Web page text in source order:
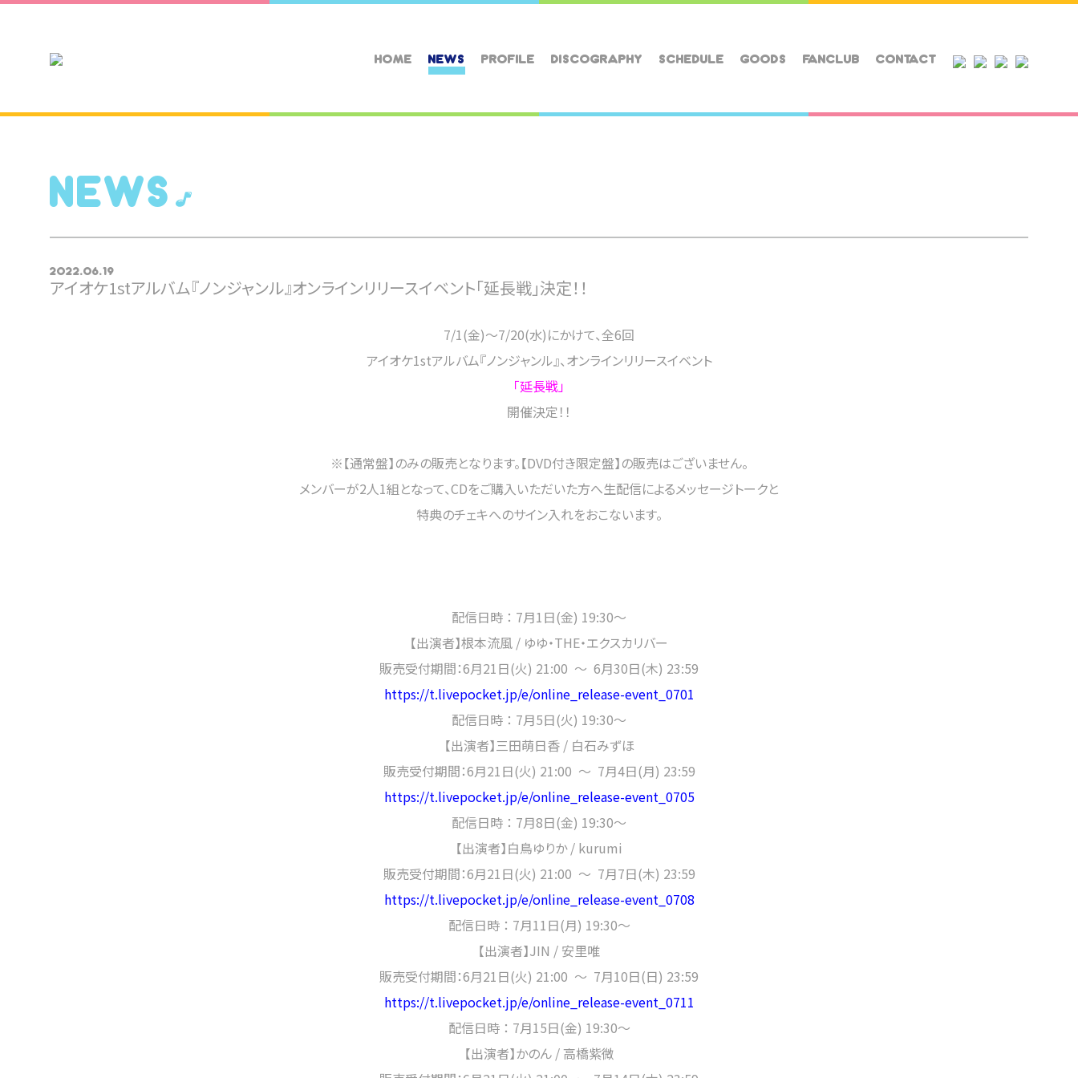
HOME NEWS PROFILE DISCOGRAPHY SCHEDULE GOODS FANCLUB CONTACT
NEWS
2022.06.19
アイオケ1stアルバム『ノンジャンル』オンラインリリースイベント「延長戦」決定！！
7/1(金)～7/20(水)にかけて、全6回
アイオケ1stアルバム『ノンジャンル』、オンラインリリースイベント
「延長戦」
開催決定！！
※【通常盤】のみの販売となります。【DVD付き限定盤】の販売はございません。
メンバーが2人1組となって、CDをご購入いただいた方へ生配信によるメッセージトークと
特典のチェキへのサイン入れをおこないます。
配信日時 ： 7月1日(金) 19:30～
【出演者】根本流風 / ゆゆ・THE・エクスカリバー
販売受付期間：6月21日(火) 21:00 〜 6月30日(木) 23:59
https://t.livepocket.jp/e/online_release-event_0701
配信日時 ： 7月5日(火) 19:30～
【出演者】三田萌日香 / 白石みずほ
販売受付期間：6月21日(火) 21:00 〜 7月4日(月) 23:59
https://t.livepocket.jp/e/online_release-event_0705
配信日時 ： 7月8日(金) 19:30～
【出演者】白鳥ゆりか / kurumi
販売受付期間：6月21日(火) 21:00 〜 7月7日(木) 23:59
https://t.livepocket.jp/e/online_release-event_0708
配信日時 ： 7月11日(月) 19:30～
【出演者】JIN / 安里唯
販売受付期間：6月21日(火) 21:00 〜 7月10日(日) 23:59
https://t.livepocket.jp/e/online_release-event_0711
配信日時 ： 7月15日(金) 19:30～
【出演者】かのん / 高橋紫微